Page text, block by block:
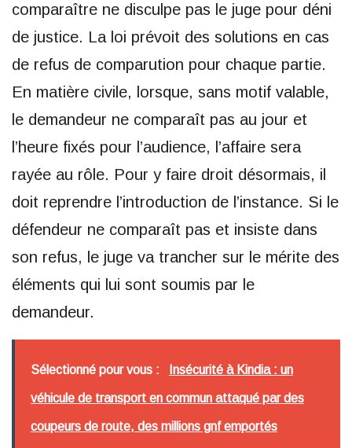
comparaître ne disculpe pas le juge pour déni
de justice. La loi prévoit des solutions en cas
de refus de comparution pour chaque partie.
En matière civile, lorsque, sans motif valable,
le demandeur ne comparaît pas au jour et
l’heure fixés pour l’audience, l’affaire sera
rayée au rôle. Pour y faire droit désormais, il
doit reprendre l’introduction de l’instance. Si le
défendeur ne comparaît pas et insiste dans
son refus, le juge va trancher sur le mérite des
éléments qui lui sont soumis par le
demandeur.
Sélectionné pour vous : Insécurité à Kindia : un
véhicule de transport en commun attaqué par des
coupeurs de route, des millions gnf emportés